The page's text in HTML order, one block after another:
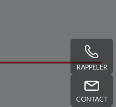
RAPPELER
CONTACT